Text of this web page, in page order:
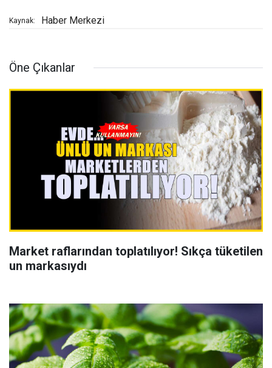
Kaynak: Haber Merkezi
Öne Çıkanlar
Market raflarından toplatılıyor! Sıkça tüketilen
un markasıydı